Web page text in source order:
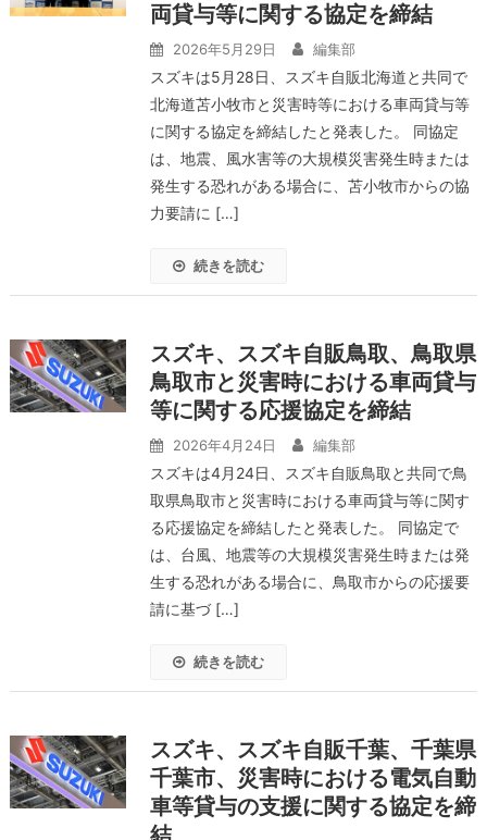
両貸与等に関する協定を締結
2026年5月29日 編集部
スズキは5月28日、スズキ自販北海道と共同で
北海道苫小牧市と災害時等における車両貸与等
に関する協定を締結したと発表した。 同協定
は、地震、風水害等の大規模災害発生時または
発生する恐れがある場合に、苫小牧市からの協
力要請に […]
続きを読む
スズキ、スズキ自販鳥取、鳥取県
鳥取市と災害時における車両貸与
等に関する応援協定を締結
2026年4月24日 編集部
スズキは4月24日、スズキ自販鳥取と共同で鳥
取県鳥取市と災害時における車両貸与等に関す
る応援協定を締結したと発表した。 同協定で
は、台風、地震等の大規模災害発生時または発
生する恐れがある場合に、鳥取市からの応援要
請に基づ […]
続きを読む
スズキ、スズキ自販千葉、千葉県
千葉市、災害時における電気自動
車等貸与の支援に関する協定を締
結